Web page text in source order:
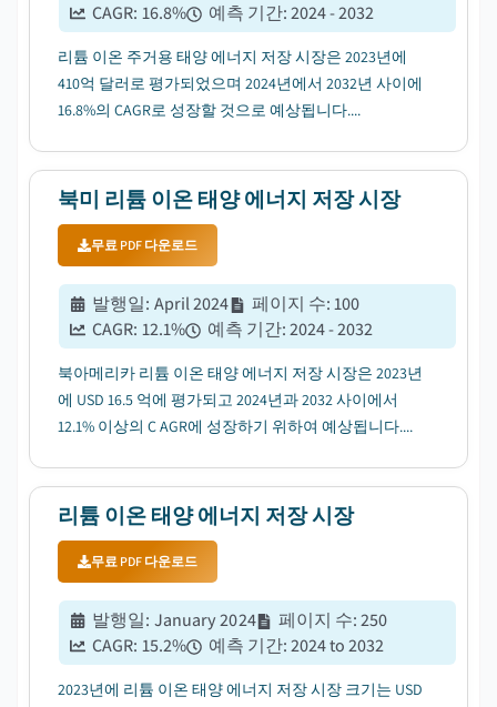
CAGR: 16.8% 예측 기간:2024 - 2032
리튬 이온 주거용 태양 에너지 저장 시장은 2023년에
410억 달러로 평가되었으며 2024년에서 2032년 사이에
16.8%의 CAGR로 성장할 것으로 예상됩니다....
북미 리튬 이온 태양 에너지 저장 시장
무료 PDF 다운로드
발행일: April 2024 페이지 수:100
CAGR: 12.1% 예측 기간:2024 - 2032
북아메리카 리튬 이온 태양 에너지 저장 시장은 2023년
에 USD 16.5 억에 평가되고 2024년과 2032 사이에서
12.1% 이상의 C AGR에 성장하기 위하여 예상됩니다....
리튬 이온 태양 에너지 저장 시장
무료 PDF 다운로드
발행일: January 2024 페이지 수:250
CAGR: 15.2% 예측 기간:2024 to 2032
2023년에 리튬 이온 태양 에너지 저장 시장 크기는 USD